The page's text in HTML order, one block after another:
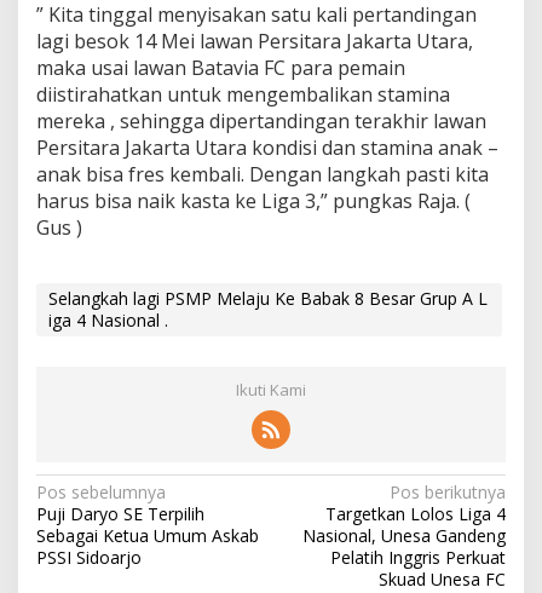
” Kita tinggal menyisakan satu kali pertandingan
lagi besok 14 Mei lawan Persitara Jakarta Utara,
maka usai lawan Batavia FC para pemain
diistirahatkan untuk mengembalikan stamina
mereka , sehingga dipertandingan terakhir lawan
Persitara Jakarta Utara kondisi dan stamina anak –
anak bisa fres kembali. Dengan langkah pasti kita
harus bisa naik kasta ke Liga 3,” pungkas Raja. (
Gus )
Selangkah lagi PSMP Melaju Ke Babak 8 Besar Grup A L
iga 4 Nasional .
Ikuti Kami
N
a
v
Pos sebelumnya
Puji Daryo SE Terpilih
Sebagai Ketua Umum Askab
PSSI Sidoarjo
Pos berikutnya
Targetkan Lolos Liga 4
Nasional, Unesa Gandeng
Pelatih Inggris Perkuat
Skuad Unesa FC